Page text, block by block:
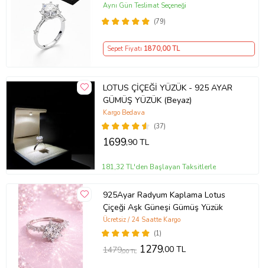
(79)
Aynı Gün Teslimat Seçeneği
Sepet Fiyatı 1870,00 TL
LOTUS ÇİÇEĞİ YÜZÜK - 925 AYAR
GÜMÜŞ YÜZÜK (Beyaz)
(37)
Kargo Bedava
1699,90 TL
181,32 TL'den Başlayan Taksitlerle
925Ayar Radyum Kaplama Lotus
Çiçeği Aşk Güneşi Gümüş Yüzük
(1)
Ücretsiz / 24 Saatte Kargo
1479,00 TL 1279,00 TL